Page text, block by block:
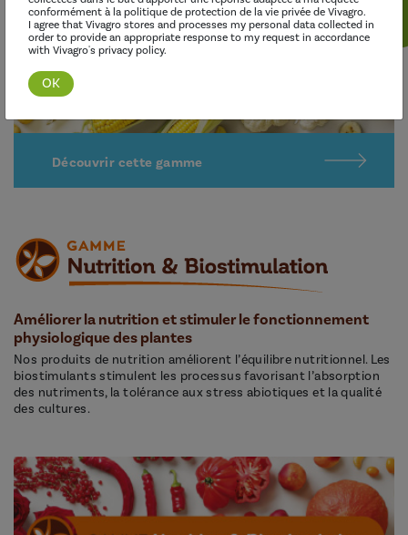
Découvrir cette gamme
Améliorer la nutrition et stimuler le fonctionnement
physiologique des plantes
Nos produits de nutrition améliorent l’équilibre nutritionnel. Les
biostimulants stimulent les processus favorisant l’absorption
des nutriments, la tolérance aux stress abiotiques et la qualité
des cultures.
conformément à la politique de protection de la vie privée de Vivagro.
I agree that Vivagro stores and processes my personal data collected in
order to provide an appropriate response to my request in accordance
with Vivagro's privacy policy.